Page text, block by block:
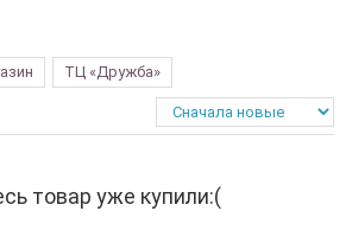
ТЦ «Дружба»
товар уже купили:(